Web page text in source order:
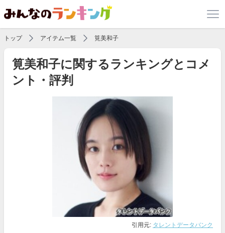
トップ アイテム一覧 筧美和子
筧美和子に関するランキングとコメ
ント・評判
引用元: タレントデータバンク